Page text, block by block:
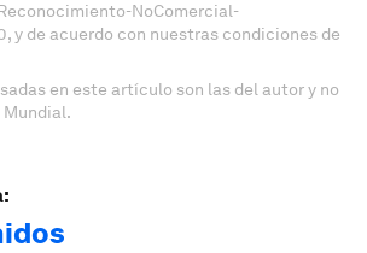
NoComercial-
y de acuerdo con nuestras condiciones de
en este artículo son las del autor y no
Mundial.